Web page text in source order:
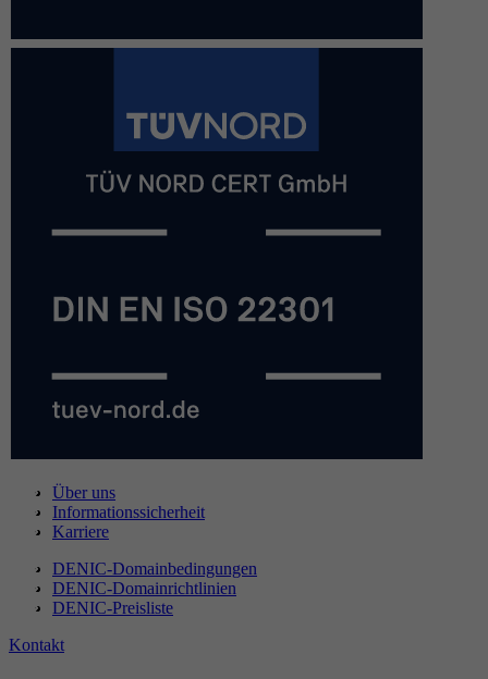
Über uns
Informationssicherheit
Karriere
DENIC-Domainbedingungen
DENIC-Domainrichtlinien
DENIC-Preisliste
Kontakt